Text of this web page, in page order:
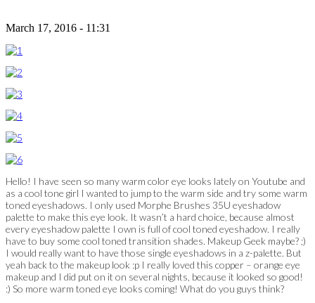
March 17, 2016 - 11:31
Hello! I have seen so many warm color eye looks lately on Youtube and
as a cool tone girl I wanted to jump to the warm side and try some warm
toned eyeshadows. I only used Morphe Brushes 35U eyeshadow
palette to make this eye look. It wasn’t a hard choice, because almost
every eyeshadow palette I own is full of cool toned eyeshadow. I really
have to buy some cool toned transition shades. Makeup Geek maybe? ;)
I would really want to have those single eyeshadows in a z-palette. But
yeah back to the makeup look :p I really loved this copper – orange eye
makeup and I did put on it on several nights, because it looked so good!
:) So more warm toned eye looks coming! What do you guys think?